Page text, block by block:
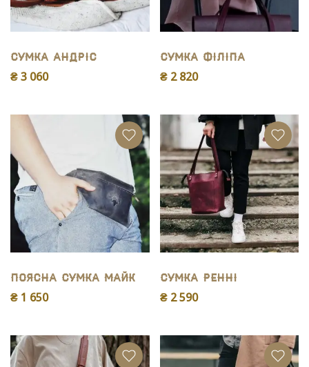
Сумка Андріс
₴ 3 060
Сумка Філіпа
₴ 2 820
Поясна сумка Майк
₴ 1 650
Сумка Ренні
₴ 2 590